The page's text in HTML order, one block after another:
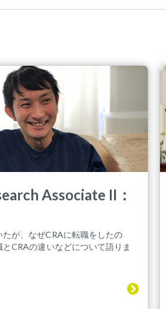
Associate II：
が、なぜCRAに転職をしたの
CRAの違いなどについて語りま